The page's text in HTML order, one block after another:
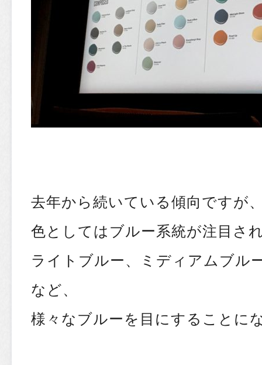
去年から続いている傾向ですが
色としてはブルー系統が注目さ
ライトブルー、ミディアムブル
など、
様々なブルーを目にすることに